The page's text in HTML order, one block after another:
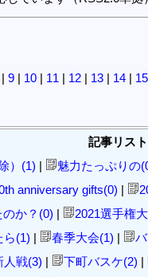
| 9 | 10 | 11 | 12 | 13 | 14 | 15
記事リスト
）(1) | 魅力たっぷりの
anniversary gifts(0) |
か？(0) | 2021選手権
ら(1) | 春季大会(1) |
人戦(3) | 下町バスケ(2) |